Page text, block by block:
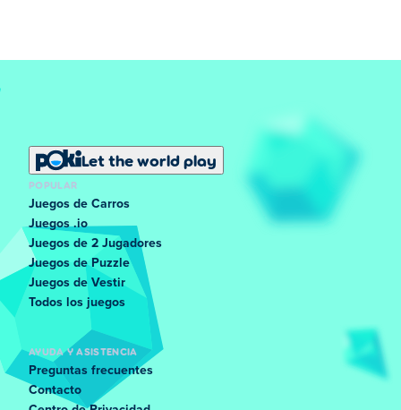
Let the world play
POPULAR
Juegos de Carros
Juegos .io
Juegos de 2 Jugadores
Juegos de Puzzle
Juegos de Vestir
Todos los juegos
AYUDA Y ASISTENCIA
Preguntas frecuentes
Contacto